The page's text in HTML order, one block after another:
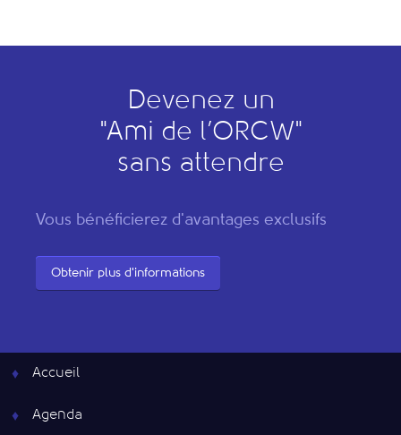
Devenez un
"Ami de l’ORCW"
sans attendre
Vous bénéficierez d'avantages exclusifs
Obtenir plus d'informations
Accueil
Agenda